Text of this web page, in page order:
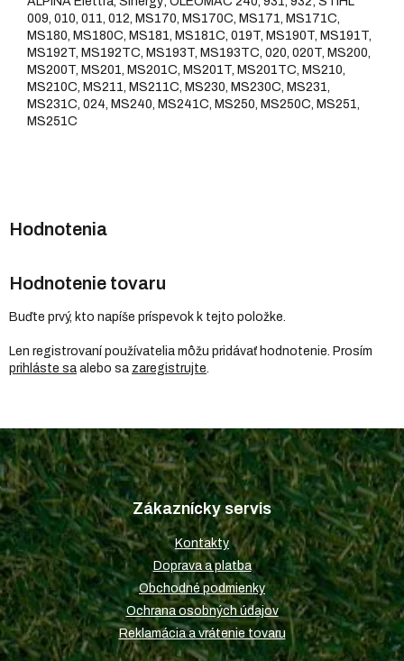
009, 010, 011, 012, MS170, MS170C, MS171, MS171C,
MS180, MS180C, MS181, MS181C, 019T, MS190T, MS191T,
MS192T, MS192TC, MS193T, MS193TC, 020, 020T, MS200,
MS200T, MS201, MS201C, MS201T, MS201TC, MS210,
MS210C, MS211, MS211C, MS230, MS230C, MS231,
MS231C, 024, MS240, MS241C, MS250, MS250C, MS251,
MS251C
Hodnotenie tovaru
Buďte prvý, kto napíše príspevok k tejto položke.
Len registrovaní používatelia môžu pridávať hodnotenie. Prosím
prihláste sa alebo sa zaregistrujte
Z
á
p
ä
t
i
e
Zákaznícky servis
Kontakty
Doprava a platba
Obchodné podmienky
Ochrana osobných údajov
Reklamácia a vrátenie tovaru